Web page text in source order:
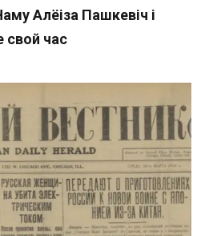
Алёіза Пашкевіч і
свой час